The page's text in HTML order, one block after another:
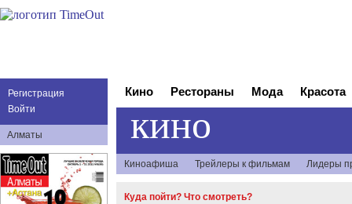
Регистрация
Войти
Алматы
Кино Рестораны Мода Красота
кино
Киноафиша Трейлеры к фильмам Лидеры
Куда пойти? Что смотреть?